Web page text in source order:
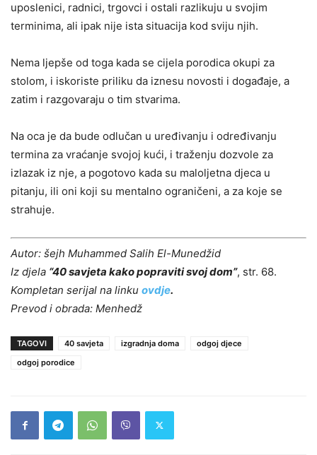
uposlenici, radnici, trgovci i ostali razlikuju u svojim
terminima, ali ipak nije ista situacija kod sviju njih.
Nema ljepše od toga kada se cijela porodica okupi za
stolom, i iskoriste priliku da iznesu novosti i događaje, a
zatim i razgovaraju o tim stvarima.
Na oca je da bude odlučan u uređivanju i određivanju
termina za vraćanje svojoj kući, i traženju dozvole za
izlazak iz nje, a pogotovo kada su maloljetna djeca u
pitanju, ili oni koji su mentalno ograničeni, a za koje se
strahuje.
Autor: šejh Muhammed Salih El-Munedžid
Iz djela “40 savjeta kako popraviti svoj dom”, str. 68.
Kompletan serijal na linku ovdje.
Prevod i obrada: Menhedž
TAGOVI 40 savjeta izgradnja doma
odgoj djece
odgoj porodice